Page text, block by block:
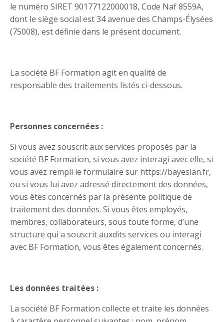
le numéro SIRET 90177122000018, Code Naf 8559A,
dont le siège social est 34 avenue des Champs-Élysées
(75008), est définie dans le présent document.
La société BF Formation agit en qualité de
responsable des traitements listés ci-dessous.
Personnes concernées :
Si vous avez souscrit aux services proposés par la
société BF Formation, si vous avez interagi avec elle, si
vous avez rempli le formulaire sur https://bayesian.fr,
ou si vous lui avez adressé directement des données,
vous êtes concernés par la présente politique de
traitement des données. Si vous êtes employés,
membres, collaborateurs, sous toute forme, d’une
structure qui a souscrit auxdits services ou interagi
avec BF Formation, vous êtes également concernés.
Les données traitées :
La société BF Formation collecte et traite les données